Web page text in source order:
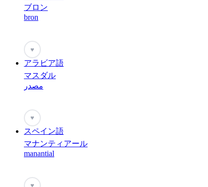
ブロン
bron
♥
アラビア語
マスダル
مصدر
♥
スペイン語
マナンティアール
manantial
♥